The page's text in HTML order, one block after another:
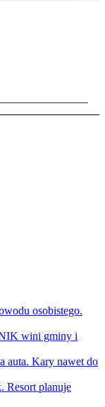
osobistego.
wini gminy i
auta. Kary nawet do
Resort planuje